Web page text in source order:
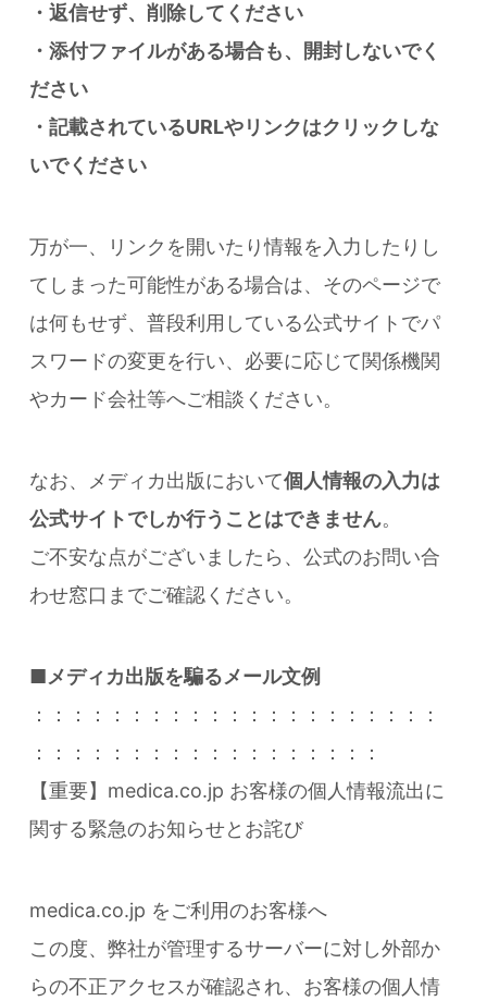
・返信せず、削除してください
・添付ファイルがある場合も、開封しないでく
ださい
・記載されているURLやリンクはクリックしな
いでください
万が一、リンクを開いたり情報を入力したりし
てしまった可能性がある場合は、そのページで
は何もせず、普段利用している公式サイトでパ
スワードの変更を行い、必要に応じて関係機関
やカード会社等へご相談ください。
なお、メディカ出版において個人情報の入力は
公式サイトでしか行うことはできません。
ご不安な点がございましたら、公式のお問い合
わせ窓口までご確認ください。
■メディカ出版を騙るメール文例
：：：：：：：：：：：：：：：：：：：：：
：：：：：：：：：：：：：：：：：：
【重要】medica.co.jp お客様の個人情報流出に
関する緊急のお知らせとお詫び
medica.co.jp をご利用のお客様へ
この度、弊社が管理するサーバーに対し外部か
らの不正アクセスが確認され、お客様の個人情